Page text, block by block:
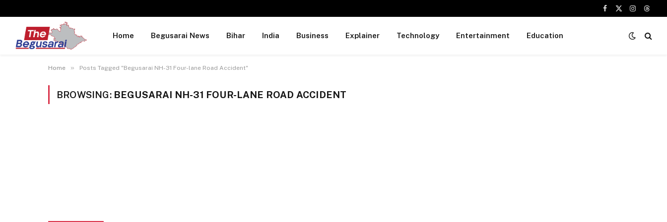
Facebook
X
Instagram
Home Begusarai News Bihar India Business Explainer Technology Entertainment Education
Home » Posts Tagged "Begusarai NH-31 Four-lane Road Accident"
BROWSING: BEGUSARAI NH-31 FOUR-LANE ROAD ACCIDENT